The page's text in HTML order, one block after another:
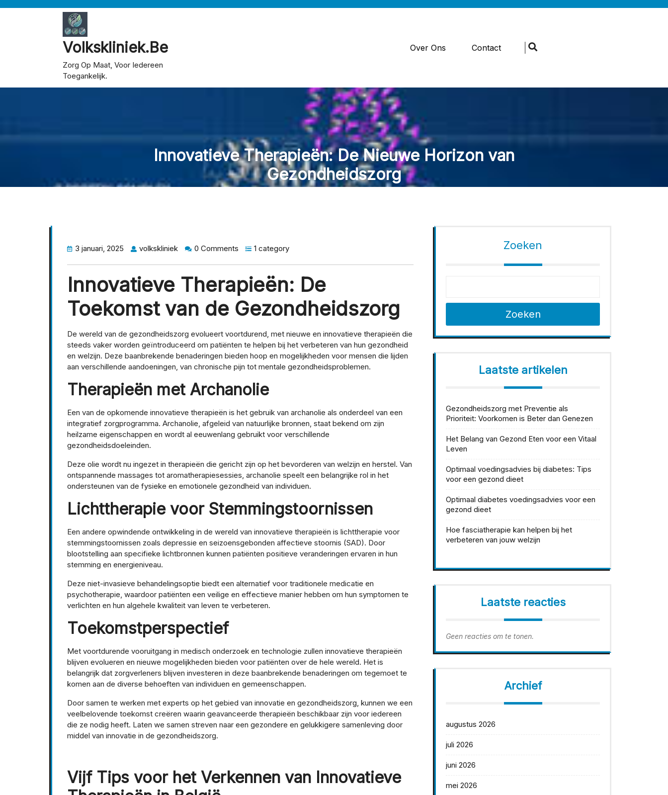
Volkskliniek.be
Zorg Op Maat, Voor Iedereen
Toegankelijk.
Over Ons Contact
Innovatieve Therapieën: De Nieuwe Horizon van
Gezondheidszorg
3 januari, 2025 volkskliniek 0 Comments 1 category
Innovatieve Therapieën: De
Toekomst van de Gezondheidszorg
De wereld van de gezondheidszorg evolueert voortdurend, met nieuwe en innovatieve therapieën die
steeds vaker worden geïntroduceerd om patiënten te helpen bij het verbeteren van hun gezondheid
en welzijn. Deze baanbrekende benaderingen bieden hoop en mogelijkheden voor mensen die lijden
aan verschillende aandoeningen, van chronische pijn tot mentale gezondheidsproblemen.
Therapieën met Archanolie
Een van de opkomende innovatieve therapieën is het gebruik van archanolie als onderdeel van een
integratief zorgprogramma. Archanolie, afgeleid van natuurlijke bronnen, staat bekend om zijn
heilzame eigenschappen en wordt al eeuwenlang gebruikt voor verschillende
gezondheidsdoeleinden.
Deze olie wordt nu ingezet in therapieën die gericht zijn op het bevorderen van welzijn en herstel. Van
ontspannende massages tot aromatherapiesessies, archanolie speelt een belangrijke rol in het
ondersteunen van de fysieke en emotionele gezondheid van individuen.
Lichttherapie voor Stemmingstoornissen
Een andere opwindende ontwikkeling in de wereld van innovatieve therapieën is lichttherapie voor
stemmingstoornissen zoals depressie en seizoensgebonden affectieve stoornis (SAD). Door
blootstelling aan specifieke lichtbronnen kunnen patiënten positieve veranderingen ervaren in hun
stemming en energieniveau.
Deze niet-invasieve behandelingsoptie biedt een alternatief voor traditionele medicatie en
psychotherapie, waardoor patiënten een veilige en effectieve manier hebben om hun symptomen te
verlichten en hun algehele kwaliteit van leven te verbeteren.
Toekomstperspectief
Met voortdurende vooruitgang in medisch onderzoek en technologie zullen innovatieve therapieën
blijven evolueren en nieuwe mogelijkheden bieden voor patiënten over de hele wereld. Het is
belangrijk dat zorgverleners blijven investeren in deze baanbrekende benaderingen om tegemoet te
komen aan de diverse behoeften van individuen en gemeenschappen.
Door samen te werken met experts op het gebied van innovatie en gezondheidszorg, kunnen we een
veelbelovende toekomst creëren waarin geavanceerde therapieën beschikbaar zijn voor iedereen
die ze nodig heeft. Laten we samen streven naar een gezondere en gelukkigere samenleving door
middel van innovatie in de gezondheidszorg.
Vijf Tips voor het Verkennen van Innovatieve
Zoeken
Zoeken
Laatste artikelen
Gezondheidszorg met Preventie als
Prioriteit: Voorkomen is Beter dan Genezen
Het Belang van Gezond Eten voor een Vitaal
Leven
Optimaal voedingsadvies bij diabetes: Tips
voor een gezond dieet
Optimaal diabetes voedingsadvies voor een
gezond dieet
Hoe fasciatherapie kan helpen bij het
verbeteren van jouw welzijn
Laatste reacties
Geen reacties om te tonen.
Archief
augustus 2026
juli 2026
juni 2026
mei 2026